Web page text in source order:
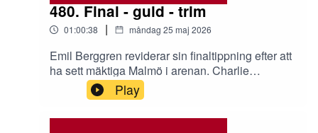
480. Final - guld - trim
01:00:38 | måndag 25 maj 2026
Emil Berggren reviderar sin finaltippning efter att
ha sett mäktiga Malmö i arenan. Charlie
Sjöstrand försöker bli klok på MÄKTIGA Sävehof
som bara vinner och vinner. Emil Schälin
försöker egentligen bara överleva men lyckas
Play